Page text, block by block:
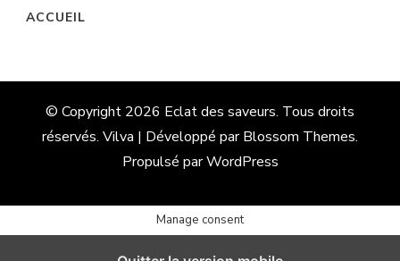
ACCUEIL
© Copyright 2026 Eclat des saveurs. Tous droits
réservés. Vilva | Développé parBlossom Themes.
Propulsé parWordPress
Manage consent